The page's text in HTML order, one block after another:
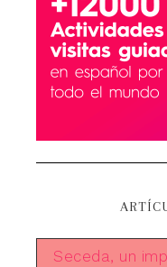
Seceda, un